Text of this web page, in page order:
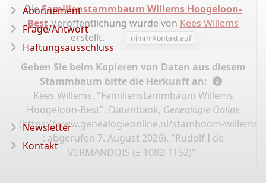
DieFamilienstammbaum Willems Hoogeloon-
Best-Veröffentlichung wurde von Kees Willems
erstellt.
nimm Kontakt auf
Geben Sie beim Kopieren von Daten aus diesem
Stammbaum bitte die Herkunft an:
Kees Willems, "Familienstammbaum Willems
Hoogeloon-Best", Datenbank, Genealogie Online
(https://www.genealogieonline.nl/stamboom-willems-
: abgerufen 7. August 2026), "Rudolf I de
VERMANDOIS (± 1082-1152)".
Abonnement
Frage/Antwort
Haftungsausschluss
Newsletter
Kontakt